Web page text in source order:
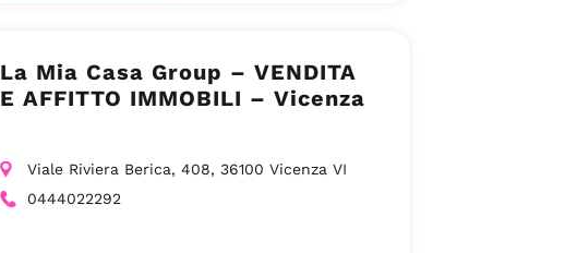
La Mia Casa Group – VENDITA
E AFFITTO IMMOBILI – Vicenza
Viale Riviera Berica, 408, 36100 Vicenza VI
0444022292